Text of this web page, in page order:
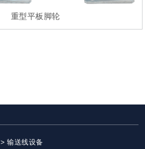
重型平板脚轮
> 输送线设备